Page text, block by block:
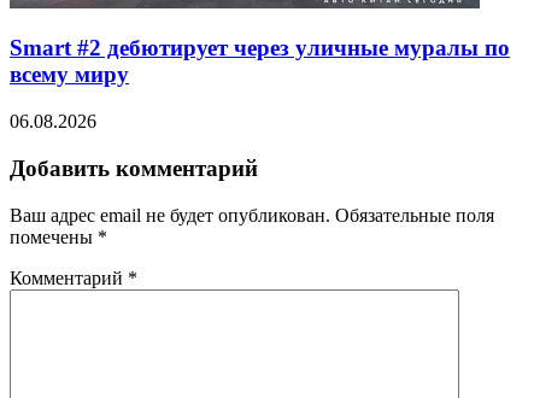
Smart #2 дебютирует через уличные муралы по
всему миру
06.08.2026
Добавить комментарий
Ваш адрес email не будет опубликован. Обязательные поля
помечены *
Комментарий *